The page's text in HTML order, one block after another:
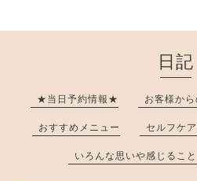
日記
★当日予約情報★ お客様か
おすすめメニュー セルフケア
いろんな思いや感じること